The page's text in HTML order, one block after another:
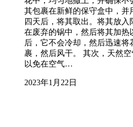
其包裹在新鲜的保守盒中，并
四天后，将其取出。将其放
在废弃的锅中，然后将其加热
后，它不会冷却，然后迅速
裹，然后风干。 其次，天然空
以免在空气…
2023年1月22日